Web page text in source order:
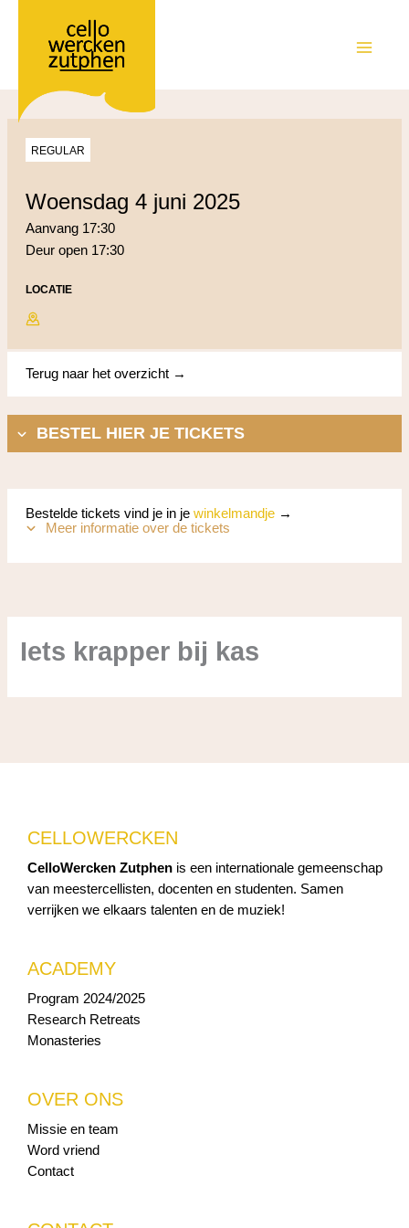
Iets krapper bij kas
REGULAR
woensdag 4 juni 2025
Aanvang 17:30
Deur open 17:30
LOCATIE
Terug naar het overzicht →
BESTEL HIER JE TICKETS
Bestelde tickets vind je in je winkelmandje→
Meer informatie over de tickets
CELLOWERCKEN
CelloWercken Zutphen is een internationale gemeenschap
van meestercellisten, docenten en studenten. Samen
verrijken we elkaars talenten en de muziek!
ACADEMY
Program 2024/2025
Research Retreats
Monasteries
OVER ONS
Missie en team
Word vriend
Contact